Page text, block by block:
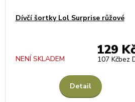
Dívčí šortky Lol Surprise růžové
129
107 Kčbez
NENÍ SKLADEM
Detail